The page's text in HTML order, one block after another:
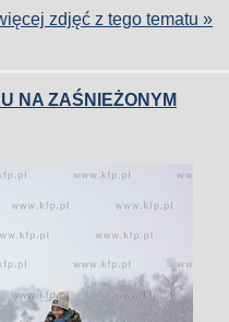
zdjęć z tego tematu »
NA ZAŚNIEŻONYM